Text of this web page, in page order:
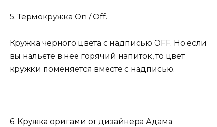
5. Термокружка On / Off.
Кружка черного цвета с надписью OFF. Но если
вы нальете в нее горячий напиток, то цвет
кружки поменяется вместе с надписью.
6. Кружка оригами от дизайнера Адама